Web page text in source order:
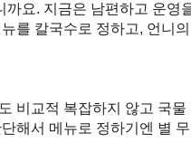
요. 지금은 남편하고 운영
를 칼국수로 정하고, 언니
비교적 복잡하지 않고 국
해서 메뉴로 정하기엔 별